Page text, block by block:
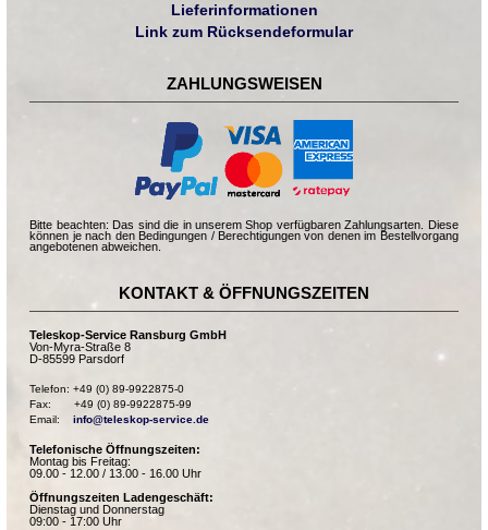
Lieferinformationen
Link zum Rücksendeformular
ZAHLUNGSWEISEN
Bitte beachten: Das sind die in unserem Shop verfügbaren Zahlungsarten. Diese
können je nach den Bedingungen / Berechtigungen von denen im Bestellvorgang
angebotenen abweichen.
KONTAKT & ÖFFNUNGSZEITEN
Teleskop-Service Ransburg GmbH
Von-Myra-Straße 8
D-85599 Parsdorf
Telefon: +49 (0) 89-9922875-0
Fax:       +49 (0) 89-9922875-99
Email: info@teleskop-service.de
Telefonische Öffnungszeiten:
Montag bis Freitag:
09.00 - 12.00 / 13.00 - 16.00 Uhr
Öffnungszeiten Ladengeschäft:
Dienstag und Donnerstag
09:00 - 17:00 Uhr